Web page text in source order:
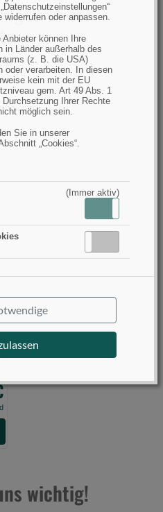
oder anpassen.
können Ihre
in Länder außerhalb des
(z. B. die USA)
oder verarbeiten. In diesen
kein mit der EU
gem. Art 49 Abs. 1
Ihrer Rechte
möglich sein.
Sie in unserer
„Cookies“.
(Immer aktiv)
in der
wichtig!